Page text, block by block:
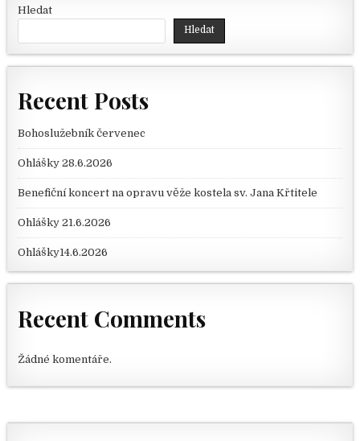
Hledat
Hledat
Recent Posts
Bohoslužebník červenec
Ohlášky 28.6.2026
Benefiční koncert na opravu věže kostela sv. Jana Křtitele
Ohlášky 21.6.2026
Ohlášky14.6.2026
Recent Comments
Žádné komentáře.